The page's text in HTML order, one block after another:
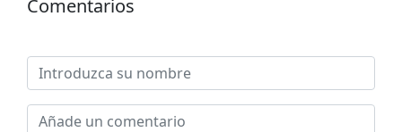
Comentarios